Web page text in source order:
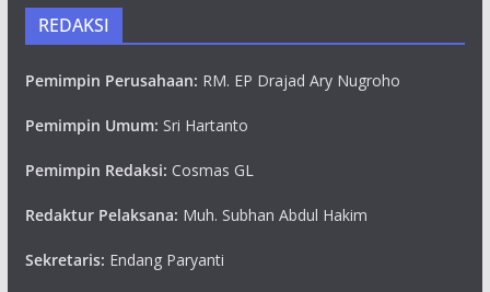
REDAKSI
Pemimpin Perusahaan: RM. EP Drajad Ary Nugroho
Pemimpin Umum: Sri Hartanto
Pemimpin Redaksi: Cosmas GL
Redaktur Pelaksana: Muh. Subhan Abdul Hakim
Sekretaris: Endang Paryanti